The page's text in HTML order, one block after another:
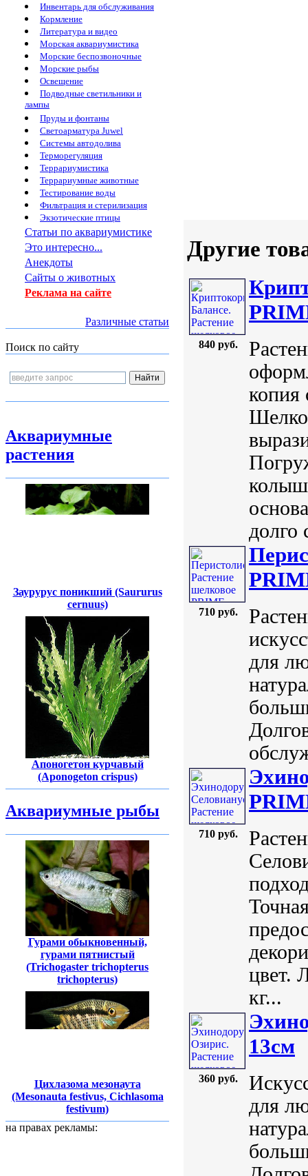
Инвентарь для обслуживания
Кормление
Литература и видео
Морская аквариумистика
Морские беспозвоночные
Морские рыбы
Освещение
Подводные светильники и
лампы
Пруды и фонтаны
Светоарматура Juwel
Системы автодолива
Терморегуляция
Террариумистика
Террариумные животные
Тестирование воды
Фильтрация и стерилизация
Экзотические птицы
Статьи по аквариумистике
Это интересно...
Анекдоты
Сайты о животных
Реклама на сайте
Различные статьи
Поиск по сайту
Аквариумные
растения
Заурурус поникший (Saururus
cernuus)
Апоногетон курчавый
(Aponogeton crispus)
Аквариумные рыбы
Гурами обыкновенный,
гурами пятнистый
(Trichogaster trichopterus
trichopterus)
Цихлазома мезонаута
(Mesonauta festivus, Cichlasoma
festivum)
на правах рекламы:
Другие
840 руб.
копия
долго
710 руб.
для
710 руб.
цвет.
кг...
360 руб.
13см
для